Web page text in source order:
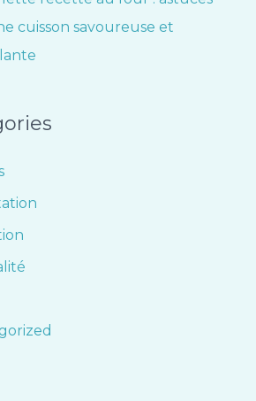
cuisson savoureuse et